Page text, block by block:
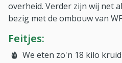
overheid. Verder zijn wij net
bezig met de ombouw van
Feitjes:
We eten zo'n 18 kilo